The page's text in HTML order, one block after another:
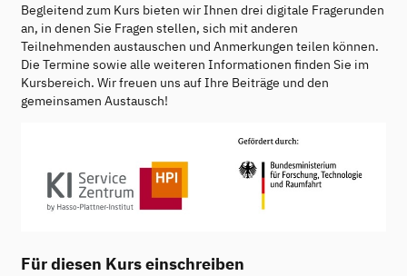
Begleitend zum Kurs bieten wir Ihnen drei digitale Fragerunden
an, in denen Sie Fragen stellen, sich mit anderen
Teilnehmenden austauschen und Anmerkungen teilen können.
Die Termine sowie alle weiteren Informationen finden Sie im
Kursbereich. Wir freuen uns auf Ihre Beiträge und den
gemeinsamen Austausch!
Für diesen Kurs einschreiben